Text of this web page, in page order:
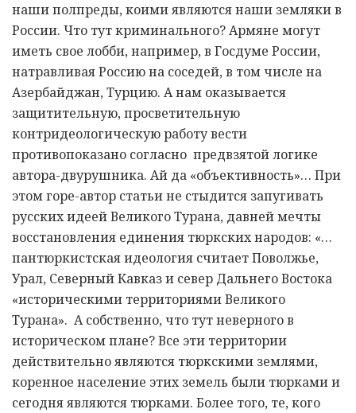
наши полпреды, коими являются наши земляки в
России. Что тут криминального? Армяне могут
иметь свое лобби, например, в Госдуме России,
натравливая Россию на соседей, в том числе на
Азербайджан, Турцию. А нам оказывается
защитительную, просветительную
контридеологическую работу вести
противопоказано согласно предвзятой логике
автора-двурушника. Ай да «объективность»… При
этом горе-автор статьи не стыдится запугивать
русских идеей Великого Турана, давней мечты
восстановления единения тюркских народов: «…
пантюркистская идеология считает Поволжье,
Урал, Северный Кавказ и север Дальнего Востока
«историческими территориями Великого
Турана». А собственно, что тут неверного в
историческом плане? Все эти территории
действительно являются тюркскими землями,
коренное население этих земель были тюрками и
сегодня являются тюрками. Более того, те, кого